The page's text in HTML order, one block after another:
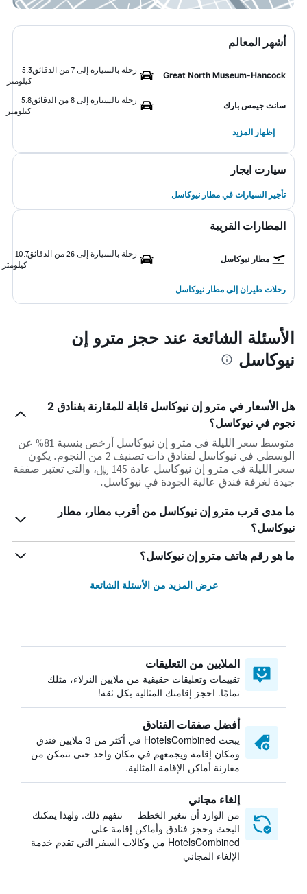
أشهر المعالم
Great North Museum-Hancock
رحلة بالسيارة إلى 7 من الدقائق
5.3
كيلومتر
سانت جيمس بارك
رحلة بالسيارة إلى 8 من الدقائق
5.8
كيلومتر
إظهار المزيد
سيارت ايجار
تأجير السيارات في مطار نيوكاسل
المطارات القريبة
مطار نيوكاسل
رحلة بالسيارة إلى 26 من الدقائق
10.7
كيلومتر
رحلات طيران إلى مطار نيوكاسل
الأسئلة الشائعة عند حجز مترو إن
نيوكاسل
هل الأسعار في مترو إن نيوكاسل قابلة للمقارنة بفنادق 2
نجوم في نيوكاسل؟
متوسط سعر الليلة في مترو إن نيوكاسل أرخص بنسبة 81% عن
الوسطي في نيوكاسل لفنادق ذات تصنيف 2 من النجوم. يكون
سعر الليلة في مترو إن نيوكاسل عادة 145 ﷼، والتي تعتبر صفقة
جيدة لغرفة فندق عالية الجودة في نيوكاسل.
ما مدى قرب مترو إن نيوكاسل من أقرب مطار، مطار
نيوكاسل؟
ما هو رقم هاتف مترو إن نيوكاسل؟
عرض المزيد من الأسئلة الشائعة
الملايين من التعليقات
تقييمات وتعليقات حقيقية من ملايين النزلاء، مثلك
تمامًا. احجز إقامتك المثالية بكل ثقة!
أفضل صفقات الفنادق
يبحث HotelsCombined في أكثر من 3 ملايين فندق
ومكان إقامة ويجمعهم في مكان واحد حتى تتمكن من
مقارنة أماكن الإقامة المثالية.
إلغاء مجاني
من الوارد أن تتغير الخطط — نتفهم ذلك. ولهذا يمكنك
البحث وحجز فنادق وأماكن إقامة على
HotelsCombined من وكالات السفر التي تقدم خدمة
الإلغاء المجاني